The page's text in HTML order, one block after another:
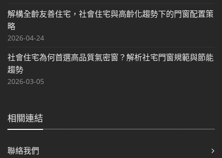
解構全齡友善住宅，社會住宅與高齡化趨勢下的門窗配置策
略
2026-04-24
社會住宅為何首選高品質氣密窗？解析社宅門窗規範與節能
趨勢
2026-03-05
相關連結
聯絡我們